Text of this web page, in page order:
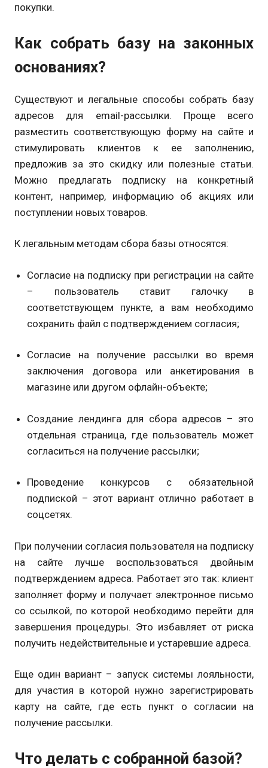
покупки.
Как собрать базу на законных
основаниях?
Существуют и легальные способы собрать базу
адресов для email-рассылки. Проще всего
разместить соответствующую форму на сайте и
стимулировать клиентов к ее заполнению,
предложив за это скидку или полезные статьи.
Можно предлагать подписку на конкретный
контент, например, информацию об акциях или
поступлении новых товаров.
К легальным методам сбора базы относятся:
Согласие на подписку при регистрации на сайте
– пользователь ставит галочку в
соответствующем пункте, а вам необходимо
сохранить файл с подтверждением согласия;
Согласие на получение рассылки во время
заключения договора или анкетирования в
магазине или другом офлайн-объекте;
Создание лендинга для сбора адресов – это
отдельная страница, где пользователь может
согласиться на получение рассылки;
Проведение конкурсов с обязательной
подпиской – этот вариант отлично работает в
соцсетях.
При получении согласия пользователя на подписку
на сайте лучше воспользоваться двойным
подтверждением адреса. Работает это так: клиент
заполняет форму и получает электронное письмо
со ссылкой, по которой необходимо перейти для
завершения процедуры. Это избавляет от риска
получить недействительные и устаревшие адреса.
Еще один вариант – запуск системы лояльности,
для участия в которой нужно зарегистрировать
карту на сайте, где есть пункт о согласии на
получение рассылки.
Что делать с собранной базой?